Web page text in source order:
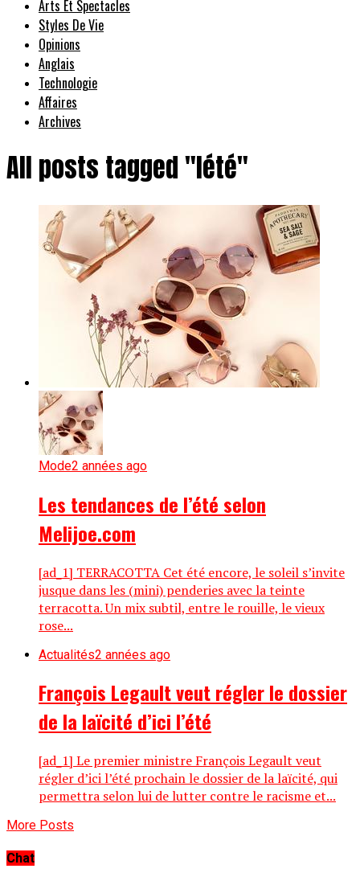
Arts Et Spectacles
Styles De Vie
Opinions
Anglais
Technologie
Affaires
Archives
All posts tagged "lété"
Mode2 années ago
Les tendances de l’été selon
Melijoe.com
[ad_1] TERRACOTTA Cet été encore, le soleil s’invite
jusque dans les (mini) penderies avec la teinte
terracotta. Un mix subtil, entre le rouille, le vieux
rose...
Actualités2 années ago
François Legault veut régler le dossier
de la laïcité d’ici l’été
[ad_1] Le premier ministre François Legault veut
régler d’ici l’été prochain le dossier de la laïcité, qui
permettra selon lui de lutter contre le racisme et...
More Posts
Chat